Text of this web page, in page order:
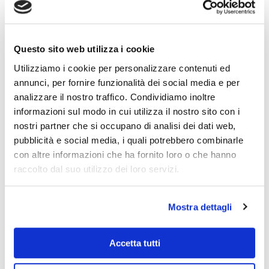
Questo sito web utilizza i cookie
Utilizziamo i cookie per personalizzare contenuti ed
annunci, per fornire funzionalità dei social media e per
analizzare il nostro traffico. Condividiamo inoltre
informazioni sul modo in cui utilizza il nostro sito con i
nostri partner che si occupano di analisi dei dati web,
pubblicità e social media, i quali potrebbero combinarle
con altre informazioni che ha fornito loro o che hanno
raccolto dal suo utilizzo dei loro servizi.
Mostra dettagli
Accetta tutti
Cave a Cielo Aperto, Minerario
MINIERA SASSO POIANO – COLACEM
Cave a Cielo Aperto,Minerario